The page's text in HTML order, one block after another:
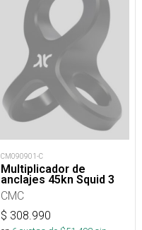
CM090901-C
Multiplicador de
anclajes 45kn Squid 3
CMC
$ 308.990